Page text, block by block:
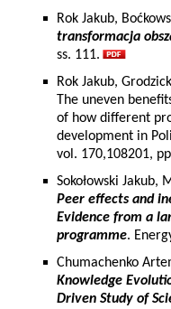
Rok Jakub,
transformacja
ss. 111.
Rok Jakub,
The uneven
of how different
development in
vol. 170,108201,
Sokołowski Jakub,
Peer effects and
Evidence from a
programme.
Chumachenko
Knowledge
Driven Study of